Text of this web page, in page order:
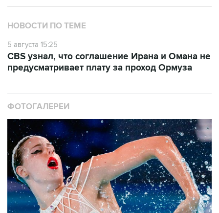
НОВОСТИ ПО ТЕМЕ
5 августа 15:25
CBS узнал, что соглашение Ирана и Омана не
предусматривает плату за проход Ормуза
ФОТОГАЛЕРЕИ